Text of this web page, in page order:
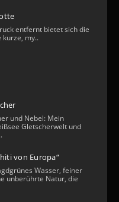
entfernt bietet sich die
kurze, my..
und Nebel: Mein
Gletscherwelt und
von Europa“
Wasser, feiner
unberührte Natur, die